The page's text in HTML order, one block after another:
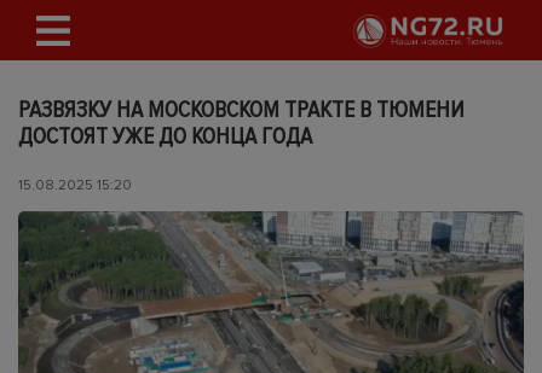
РАЗВЯЗКУ НА МОСКОВСКОМ ТРАКТЕ В ТЮМЕНИ
ДОСТОЯТ УЖЕ ДО КОНЦА ГОДА
15.08.2025 15:20